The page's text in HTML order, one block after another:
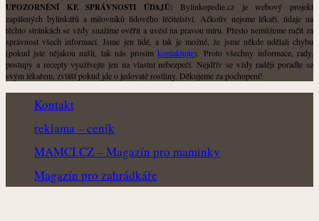
UPOZORNĚNÍ KE SPRÁVNOSTI ÚDAJŮ: Bylinkopedie.cz je webový projekt
zapálených bylinkářů a milovníků lidového léčitelství. Ačkoliv nejsme lékaři, údaje na
těchto stránkách se vždy snažíme ověřit a uvést na pravou míru. Přesto nemůžeme ručit za
správnost všech informací. Jsme jen lidé, a tak je možné, že jsme někde udělali chybu
(pokud jste nějakou našli, tak nás prosímkontaktujte). Proto všechny informace, rady,
postupy a recepty využívejte jen na vlastní nebezpečí. Nejdřív se vždy raději poraďte se
svým lékařem, zvlášť pokud jde o jedovaté rostliny. Děkujeme za pochopení!
Kontakt
reklama – ceník
MAMCI.CZ – Magazín pro maminky
Magazín pro zahrádkáře